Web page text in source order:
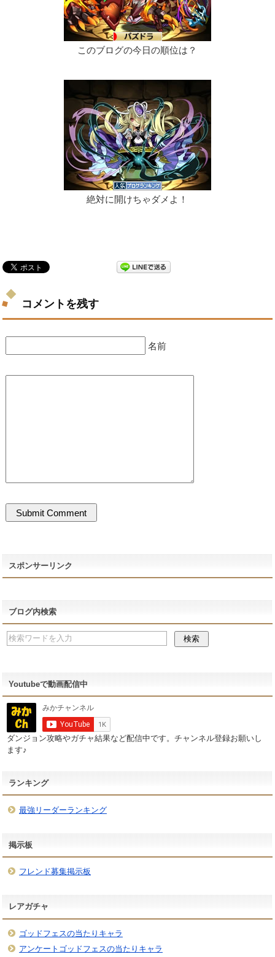
このブログの今日の順位は？
絶対に開けちゃダメよ！
コメントを残す
名前
スポンサーリンク
ブログ内検索
Youtubeで動画配信中
ダンジョン攻略やガチャ結果など配信中です。チャンネル登録お願いし
ます♪
ランキング
最強リーダーランキング
掲示板
フレンド募集掲示板
レアガチャ
ゴッドフェスの当たりキャラ
アンケートゴッドフェスの当たりキャラ